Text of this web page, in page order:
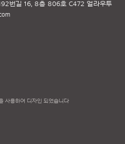
번길 16, 8층 806호 C472 얼라우투
사용하여 디자인 되었습니다